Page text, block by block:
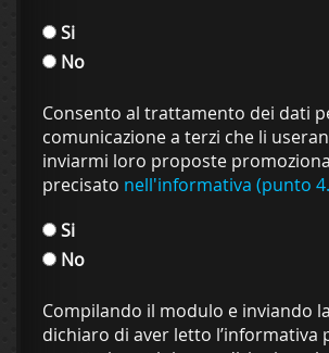
Si
No
Consento al trattamento dei dati
comunicazione a terzi che li
inviarmi loro proposte
precisato nell'informativa (punto
Si
No
Compilando il modulo e inviando
dichiaro di aver letto l’informativa